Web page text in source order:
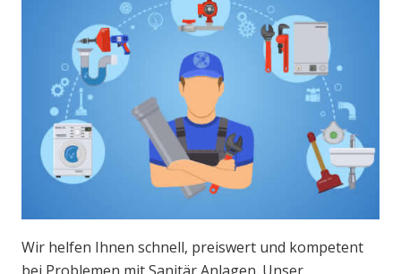
Wir helfen Ihnen schnell, preiswert und kompetent
bei Problemen mit Sanitär Anlagen. Unser